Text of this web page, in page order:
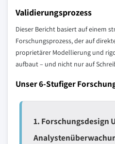
Validierungsprozess
Dieser Bericht basiert auf einem
Forschungsprozess, der auf
proprietärer Modellierung und
aufbaut – und nicht nur auf
Unser 6-Stufiger
1. Forschungsdesign